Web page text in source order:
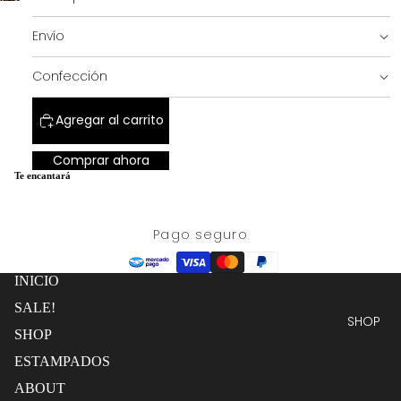
SHOP
completa
completa
pantalla
completa
Envío
Confección
Agregar al carrito
Comprar ahora
Te encantará
Pago seguro
INICIO
SALE!
SHOP
ESTAMPADOS
ABOUT